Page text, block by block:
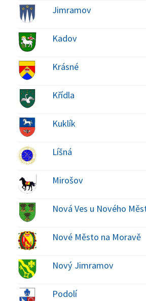
Jimramov
Kadov
Krásné
Křídla
Kuklík
Líšná
Mirošov
Nová Ves u Nového
Nové Město na Moravě
Nový Jimramov
Podolí